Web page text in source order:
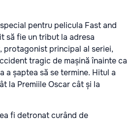
pentru pelicula Fast and
să fie un tribut la adresa
protagonist principal al seriei,
tragic de mașină înainte ca
a șaptea să se termine. Hitul a
la Premiile Oscar cât și la
fi detronat curând de